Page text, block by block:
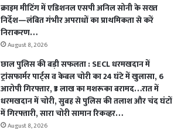
क्राइम मीटिंग में एडिशनल एसपी अनिल सोनी के सख्त
निर्देश—लंबित गंभीर अपराधों का प्राथमिकता से करें
निराकरण…
August 8, 2026
छाल पुलिस की बड़ी सफलता : SECL धरमखदान में
ट्रांसफार्मर पार्ट्स व केबल चोरी का 24 घंटे में खुलासा, 6
आरोपी गिरफ्तार, ₹3 लाख का मशरूका बरामद…रात में
धरमखदान में चोरी, सुबह से पुलिस की तलाश और चंद घंटों
में गिरफ्तारी, सारा चोरी सामान रिकव्हर…
August 8, 2026